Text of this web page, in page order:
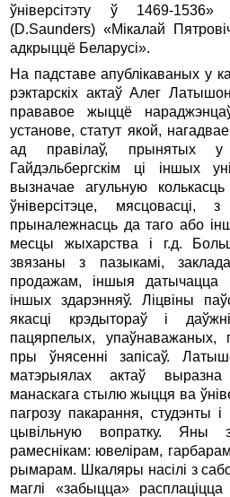
ўнiверсiтэту ў 1469-
(D.Saunders) «Мiкалай
адкрыццё Беларусi».
На падставе апублiкаваных у
рэктарскiх актаў Алег
прававое жыццё
установе, статут якой,
ад правiлаў, прынятых у
Гайдэльбергскiм цi iншых
вызначае агульную
ўнiверсiтэце, мясцовасцi,
прыналежнасць да таго або
месцы жыхарства i г.д.
звязаны з пазыкамi,
продажам, iншыя датычацца
iншых здарэнняў. Лiцвiны
якасцi крэдытораў i
пацярпелых, упаўнаважаных,
пры ўнясеннi запiсаў.
матэрыялах актаў
манаскага стылю жыцця ва
пагрозу пакарання, студэнты
цывiльную вопратку. Яны
рамеснiкам: ювелiрам,
рымарам. Шкаляры насiлi з
маглi «забыцца»